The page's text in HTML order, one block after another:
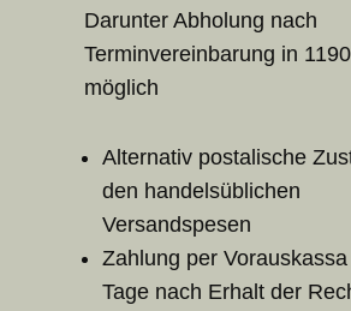
Darunter Abholung nach
Terminvereinbarung in
möglich
Alternativ postalische
den handelsüblichen
Versandspesen
Zahlung per
Tage nach Erhalt der